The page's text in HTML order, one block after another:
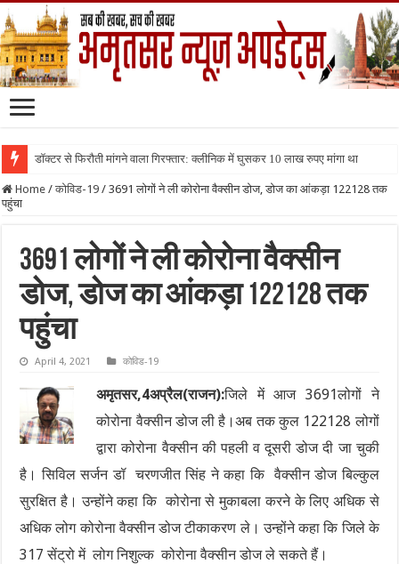
डॉक्टर से फिरौती मांगने वाला गिरफ्तार: क्लीनिक में घुसकर 10 लाख रुपए मांगा था
Home / कोविड-19 / 3691 लोगों ने ली कोरोना वैक्सीन डोज, डोज का आंकड़ा 122128 तक
पहुंचा
3691 लोगों ने ली कोरोना वैक्सीन
डोज, डोज का आंकड़ा 122128 तक
पहुंचा
April 4, 2021 कोविड-19
अमृतसर,4अप्रैल(राजन):जिले में आज 3691लोगों ने
कोरोना वैक्सीन डोज ली है।अब तक कुल 122128 लोगों
द्वारा कोरोना वैक्सीन की पहली व दूसरी डोज दी जा चुकी
है। सिविल सर्जन डॉ चरणजीत सिंह ने कहा कि वैक्सीन डोज बिल्कुल
सुरक्षित है। उन्होंने कहा कि कोरोना से मुकाबला करने के लिए अधिक से
अधिक लोग कोरोना वैक्सीन डोज टीकाकरण ले। उन्होंने कहा कि जिले के
317 सेंट्रो में लोग निशुल्क कोरोना वैक्सीन डोज ले सकते हैं।